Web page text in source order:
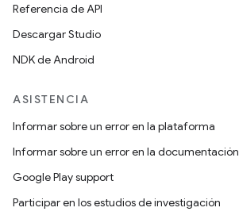
Referencia de API
Descargar Studio
NDK de Android
ASISTENCIA
Informar sobre un error en la plataforma
Informar sobre un error en la documentación
Google Play support
Participar en los estudios de investigación